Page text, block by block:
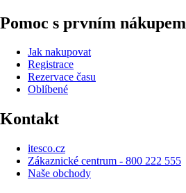
Pomoc s prvním nákupem
Jak nakupovat
Registrace
Rezervace času
Oblíbené
Kontakt
itesco.cz
Zákaznické centrum - 800 222 555
Naše obchody